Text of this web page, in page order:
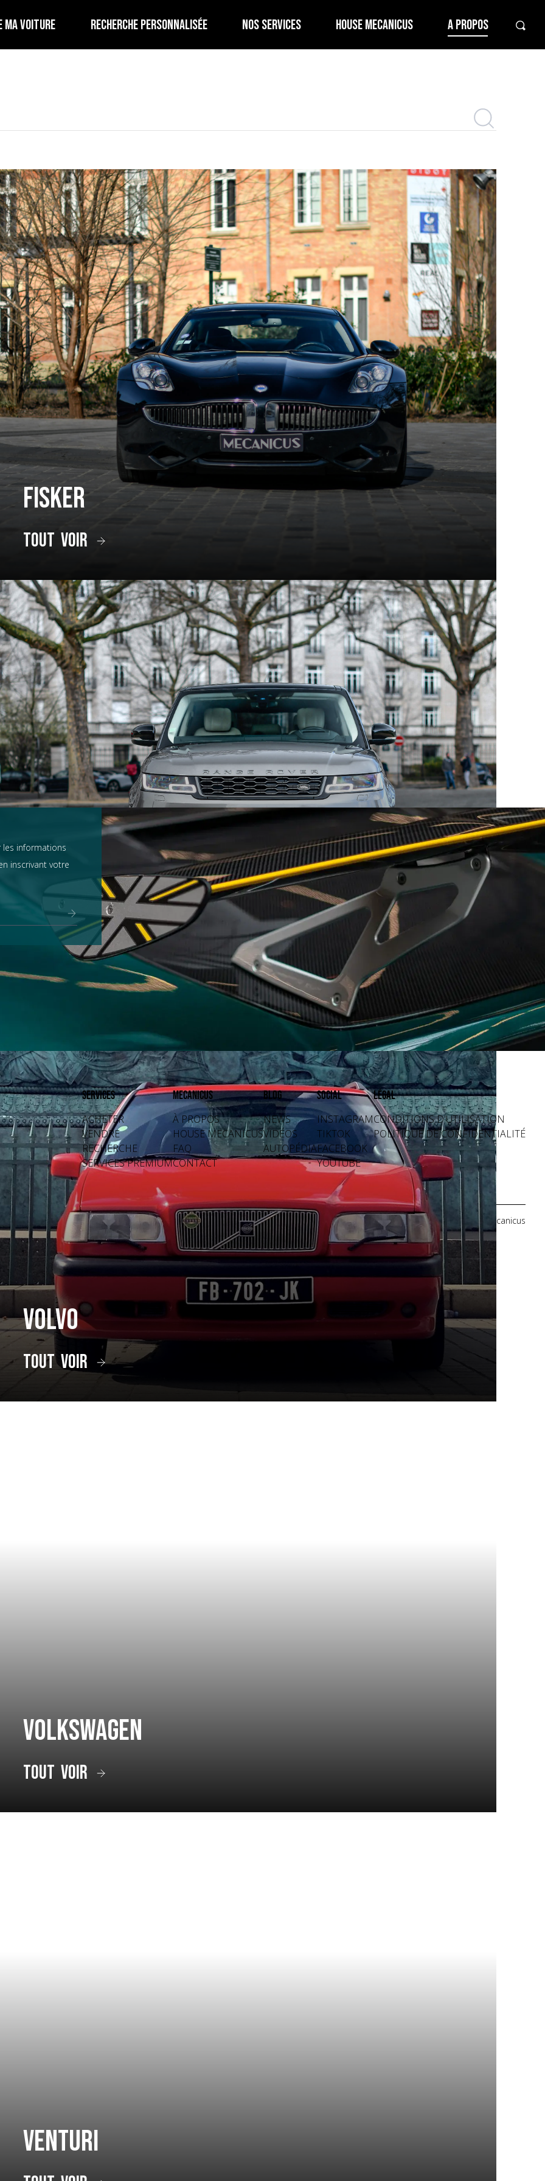
MA VOITURE RECHERCHE PERSONNALISÉE NOS SERVICES HOUSE MECANICUS A PROPOS
Fisker
tout voir
Range Rover
tout voir
Volvo
tout voir
Volkswagen
tout voir
Venturi
voyage à travers les marques et modèles d'exception
certains, c’est un rêve façonné en acier, en cuir, et en amour. Chez Mecanicus, on adore la voiture, on adore aussi son
On a donc décidé de vous bichonner, et de vous concocter une véritable encyclopédie de la voiture : Autopedia.
qui ont marqué l’histoire et créé des véhicules au destin exceptionnel, chacun empreint d’un charme unique et
souvent légendaire.
d’exception qui ont jalonné son histoire. De la Belle Époque aux supercars contemporaines, ces constructeurs ont
créant des modèles emblématiques qui font rêver les amateurs comme les collectionneurs. Au sein des articles
grandes marques et modèles d'exception, pour un voyage entre innovation, performance et héritage automobile.
En voiture, bouclez vos ceintures, c’est parti !
informations
inscrivant votre
Services
ACHETER
VENDRE
RECHERCHE
SERVICES PREMIUM
Mecanicus
À PROPOS
HOUSE MECANICUS
FAQ
CONTACT
Blog
NEWS
VIDÉOS
AUTOPÉDIA
Social
INSTAGRAM
TIKTOK
FACEBOOK
YOUTUBE
Légal
CONDITIONS D'UTILISATION
POLITIQUE DE CONFIDENTIALITÉ
Crédits photos: Mecanicus